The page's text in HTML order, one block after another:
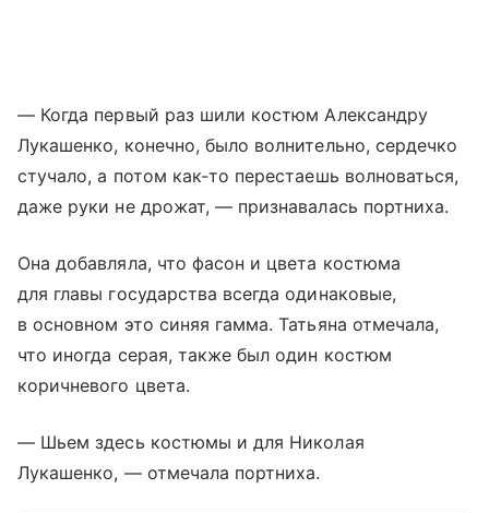
— Когда первый раз шили костюм Александру
Лукашенко, конечно, было волнительно, сердечко
стучало, а потом как-то перестаешь волноваться,
даже руки не дрожат, — признавалась портниха.
Она добавляла, что фасон и цвета костюма
для главы государства всегда одинаковые,
в основном это синяя гамма. Татьяна отмечала,
что иногда серая, также был один костюм
коричневого цвета.
— Шьем здесь костюмы и для Николая
Лукашенко, — отмечала портниха.